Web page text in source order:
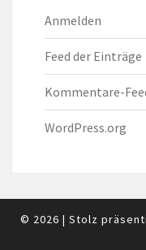
Anmelden
Feed der Einträge
Kommentare-
WordPress.org
© 2026 | Stolz